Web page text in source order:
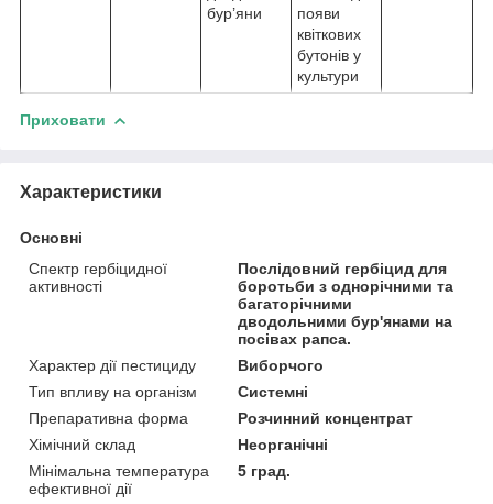
бур’яни
появи
квіткових
бутонів у
культури
Приховати
Характеристики
Основні
Спектр гербіцидної
активності
Послідовний гербіцид для
боротьби з однорічними та
багаторічними
дводольними бур'янами на
посівах рапса.
Характер дії пестициду
Виборчого
Тип впливу на організм
Системні
Препаративна форма
Розчинний концентрат
Хімічний склад
Неорганічні
Мінімальна температура
ефективної дії
5 град.